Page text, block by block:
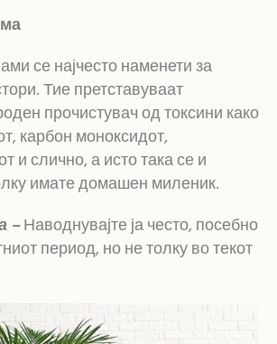
се најчесто наменети за
Тие претставуваат
прочистувач од токсини како
карбон моноксидот,
и слично, а исто така се и
имате домашен миленик.
–Наводнувајте ја често, посебно
период, но не толку во текот